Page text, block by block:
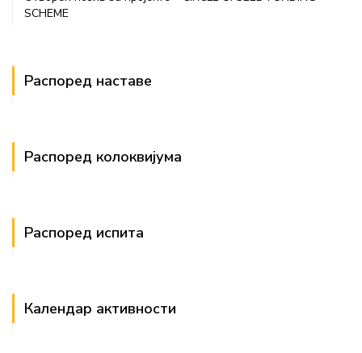
SCHEME
Распоред наставе
Распоред колоквијума
Распоред испита
Календар активности